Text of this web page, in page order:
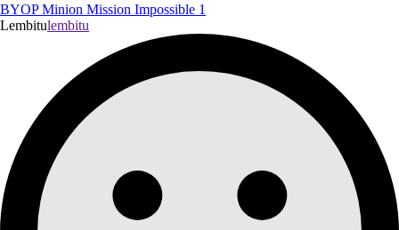
BYOP Minion Mission Impossible 1
Lembitulembitu